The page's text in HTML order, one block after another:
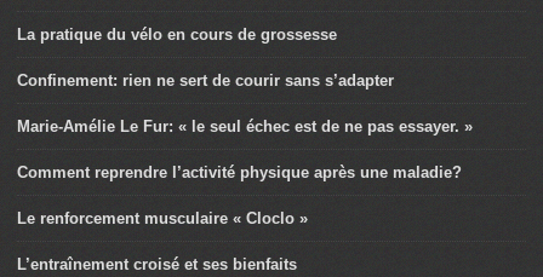
La pratique du vélo en cours de grossesse
Confinement: rien ne sert de courir sans s’adapter
Marie-Amélie Le Fur: « le seul échec est de ne pas essayer. »
Comment reprendre l’activité physique après une maladie?
Le renforcement musculaire « Cloclo »
L’entraînement croisé et ses bienfaits